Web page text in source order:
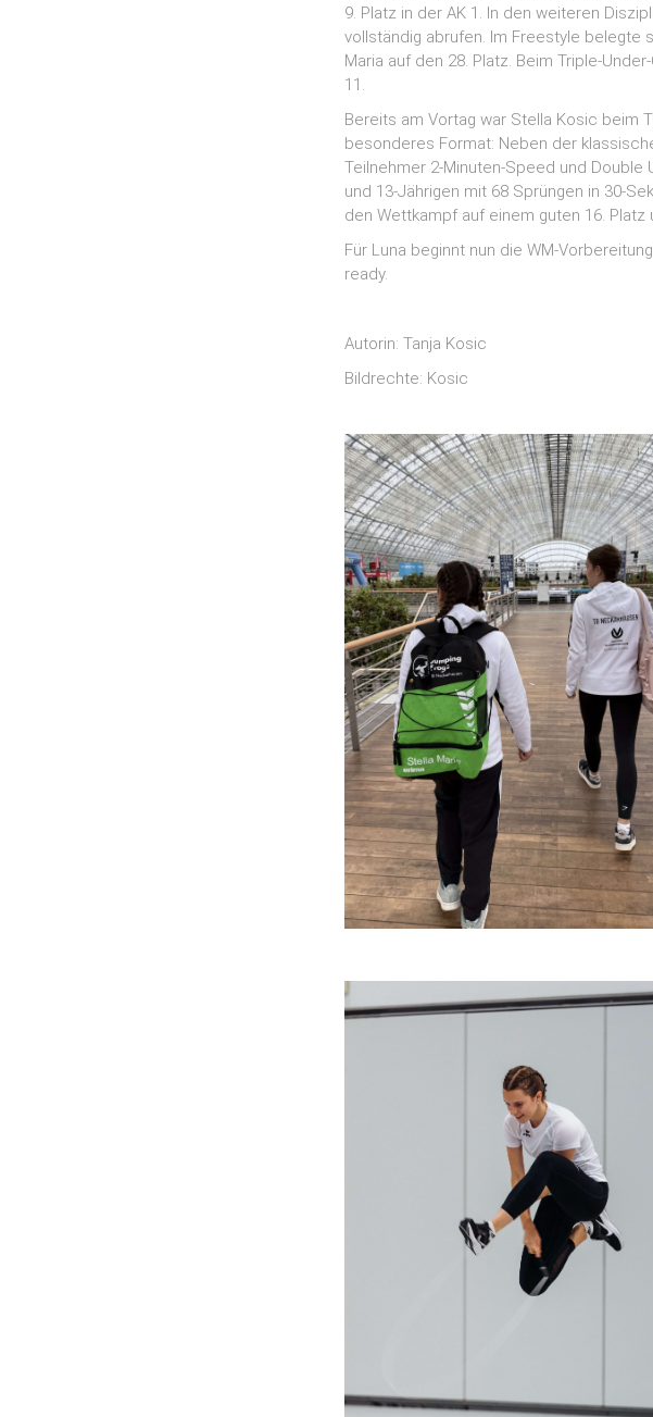
9. Platz in der AK 1. In den weiteren
vollständig abrufen. Im Freestyle belegte
Maria auf den 28. Platz. Beim Triple-
11.
Bereits am Vortag war Stella Kosic beim
besonderes Format: Neben der
Teilnehmer 2-Minuten-Speed und
und 13-Jährigen mit 68 Sprüngen in 30-
den Wettkampf auf einem guten 16.
Für Luna beginnt nun die WM-
ready.
Autorin: Tanja Kosic
Bildrechte: Kosic